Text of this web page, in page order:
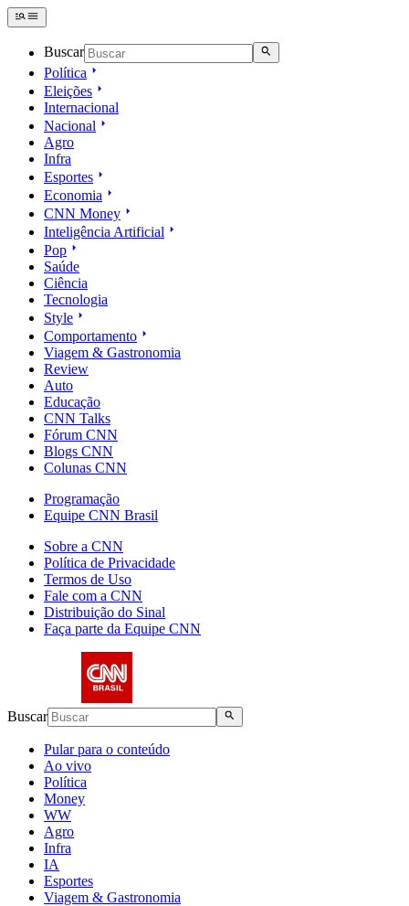
Buscar
Política
Eleições
Internacional
Nacional
Agro
Infra
Esportes
Economia
CNN Money
Inteligência Artificial
Pop
Saúde
Ciência
Tecnologia
Style
Comportamento
Viagem & Gastronomia
Review
Auto
Educação
CNN Talks
Fórum CNN
Blogs CNN
Colunas CNN
Programação
Equipe CNN Brasil
Sobre a CNN
Política de Privacidade
Termos de Uso
Fale com a CNN
Distribuição do Sinal
Faça parte da Equipe CNN
Buscar
Pular para o conteúdo
Ao vivo
Política
Money
WW
Agro
Infra
IA
Esportes
Viagem & Gastronomia